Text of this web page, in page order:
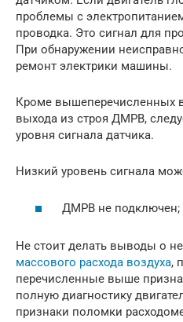
проблемы с
проводка. Это сигнал для
При обнаружении
ремонт электрики машины.
Кроме вышеперечисленных
выхода из строя ДМРВ,
уровня сигнала датчика.
Низкий уровень сигнала
ДМРВ не подключен;
Не стоит делать выводы о
массового расхода воздуха,
перечисленные выше
полную диагностику
признаки поломки